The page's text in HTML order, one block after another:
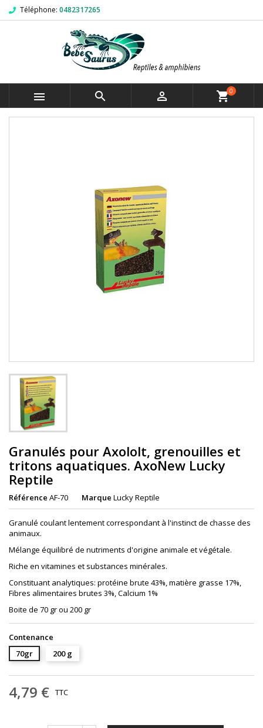
Téléphone: 0482317265
   shopping_cart0
Granulés pour Axololt, grenouilles et
tritons aquatiques. AxoNew Lucky
Reptile
Référence AF-70 Marque Lucky Reptile
Granulé coulant lentement correspondant à l'instinct de chasse des
animaux.
Mélange équilibré de nutriments d'origine animale et végétale.
Riche en vitamines et substances minérales.
Constituant analytiques: protéine brute 43%, matière grasse 17%,
Fibres alimentaires brutes 3%, Calcium 1%
Boite de 70 gr ou 200 gr
Contenance
70gr
200 g
4,79 € TTC